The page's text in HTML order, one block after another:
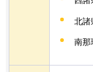
北諸
南那